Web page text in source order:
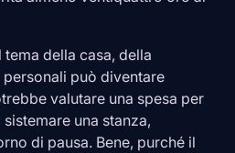
tema della casa, della
può diventare
valutare una spesa per
una stanza,
di pausa. Bene, purché il